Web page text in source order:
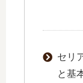
セリ
と基